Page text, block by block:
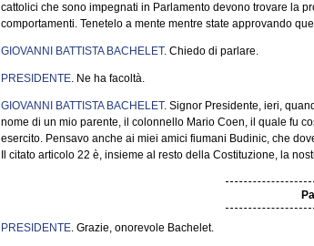
cattolici che sono impegnati in Parlamento devono trovare la
comportamenti. Tenetelo a mente mentre state approvando
GIOVANNI BATTISTA BACHELET. Chiedo di parlare.
PRESIDENTE. Ne ha facoltà.
GIOVANNI BATTISTA BACHELET. Signor Presidente, ieri,
nome di un mio parente, il colonnello Mario Coen, il quale fu
esercito. Pensavo anche ai miei amici fiumani Budinic, che
Il citato articolo 22 è, insieme al resto della Costituzione, la
PRESIDENTE. Grazie, onorevole Bachelet.